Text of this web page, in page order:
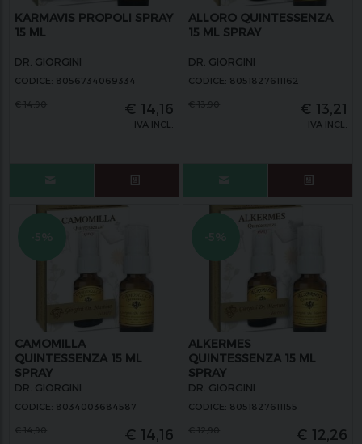
KARMAVIS PROPOLI SPRAY
15 ML
DR. GIORGINI
CODICE: 8056734069334
€ 14,16
IVA INCL.
ALLORO QUINTESSENZA
15 ML SPRAY
DR. GIORGINI
CODICE: 8051827611162
€ 13,21
IVA INCL.
CAMOMILLA
QUINTESSENZA 15 ML
SPRAY
DR. GIORGINI
CODICE: 8034003684587
€ 14,16
ALKERMES
QUINTESSENZA 15 ML
SPRAY
DR. GIORGINI
CODICE: 8051827611155
€ 12,26